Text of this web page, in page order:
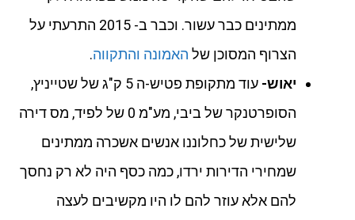
ממתינים כבר עשור. וכבר ב- 2015 התרעתי על
הצרוף המסוכן של האמונה והתקווה.
יאוש-
עוד מתקופת פטיש-ה 5 ק"ג של שטייניץ,
הסופרטנקר של ביבי, מע"מ 0 של לפיד, מס דירה
שלישית של כחלוננו אנשים אשכרה ממתינים
שמחירי הדירות ירדו, כמה כסף היה לא רק נחסך
להם אלא עוזר להם לו היו מקשיבים לעצה